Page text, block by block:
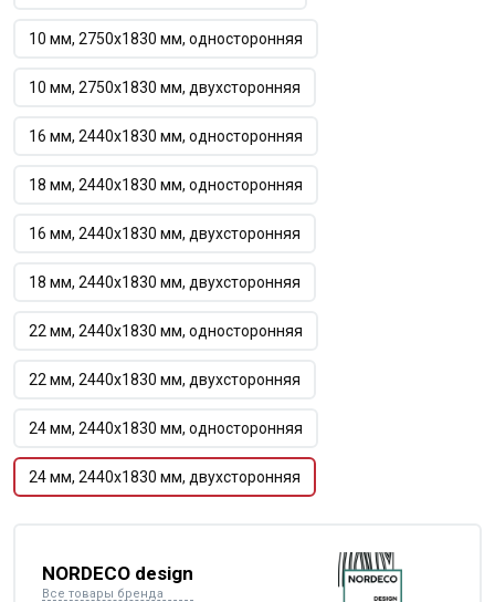
10 мм, 2750х1830 мм, односторонняя
10 мм, 2750х1830 мм, двухсторонняя
16 мм, 2440х1830 мм, односторонняя
18 мм, 2440х1830 мм, односторонняя
16 мм, 2440х1830 мм, двухсторонняя
18 мм, 2440х1830 мм, двухсторонняя
22 мм, 2440х1830 мм, односторонняя
22 мм, 2440х1830 мм, двухсторонняя
24 мм, 2440х1830 мм, односторонняя
24 мм, 2440х1830 мм, двухсторонняя
NORDECO design
Все товары бренда